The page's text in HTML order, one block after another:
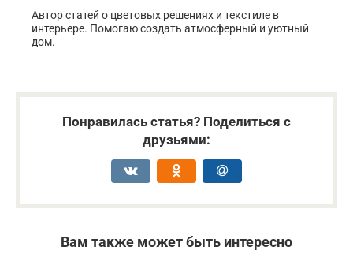
Автор статей о цветовых решениях и текстиле в
интерьере. Помогаю создать атмосферный и уютный
дом.
Понравилась статья? Поделиться с
друзьями:
Вам также может быть интересно